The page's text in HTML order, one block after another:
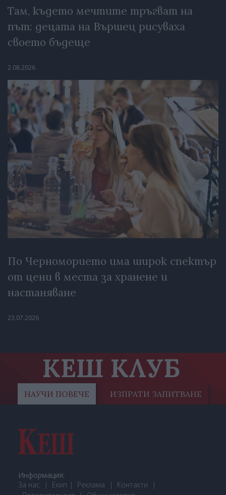
Там, където мечтите тръгват на
път: децата на Вършец рисуваха
своето бъдеще
2.08.2026
По Черноморието има широк спектър
от цени в места за хранене и
настаняване
23.07.2026
КЕШ КЛУБ
НАУЧИ ПОВЕЧЕ ИЗПРАТИ ЗАПИТВАНЕ
Информация:
За нас
Екип Реклама
Контакти